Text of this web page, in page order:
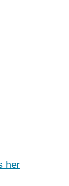
her